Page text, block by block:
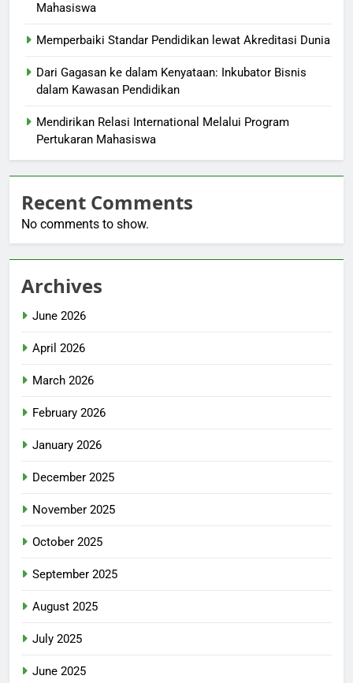
Mahasiswa
Memperbaiki Standar Pendidikan lewat Akreditasi Dunia
Dari Gagasan ke dalam Kenyataan: Inkubator Bisnis
dalam Kawasan Pendidikan
Mendirikan Relasi International Melalui Program
Pertukaran Mahasiswa
Recent Comments
No comments to show.
Archives
June 2026
April 2026
March 2026
February 2026
January 2026
December 2025
November 2025
October 2025
September 2025
August 2025
July 2025
June 2025